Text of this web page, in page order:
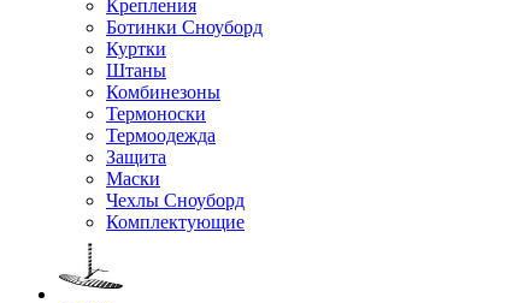
Крепления
Ботинки Сноуборд
Куртки
Штаны
Комбинезоны
Термоноски
Термоодежда
Защита
Маски
Чехлы Сноуборд
Комплектующие